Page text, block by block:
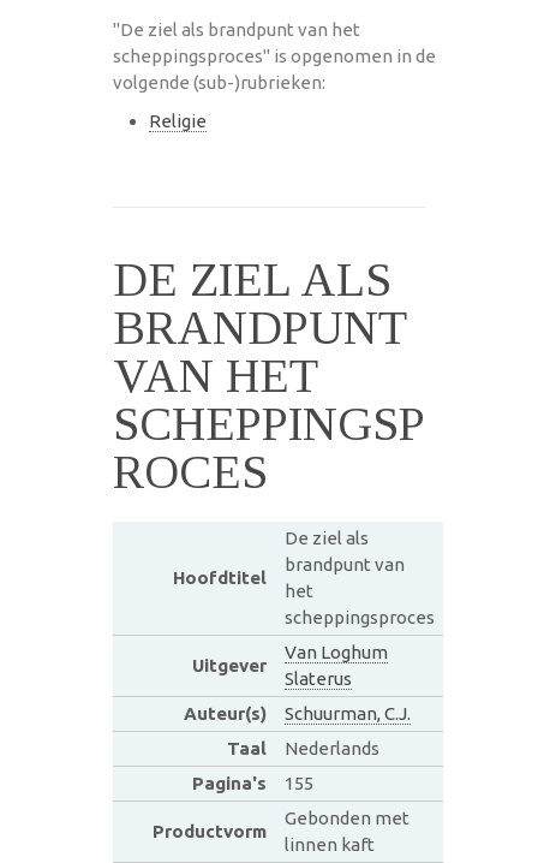
"De ziel als brandpunt van het
scheppingsproces" is opgenomen in de
volgende (sub-)rubrieken:
Religie
DE ZIEL ALS
BRANDPUNT
VAN HET
SCHEPPINGSP
ROCES
Hoofdtitel
De ziel als
brandpunt van
het
scheppingsproces
Uitgever
Van Loghum
Slaterus
Auteur(s)
Schuurman, C.J.
Taal
Nederlands
Pagina's
155
Productvorm
Gebonden met
linnen kaft